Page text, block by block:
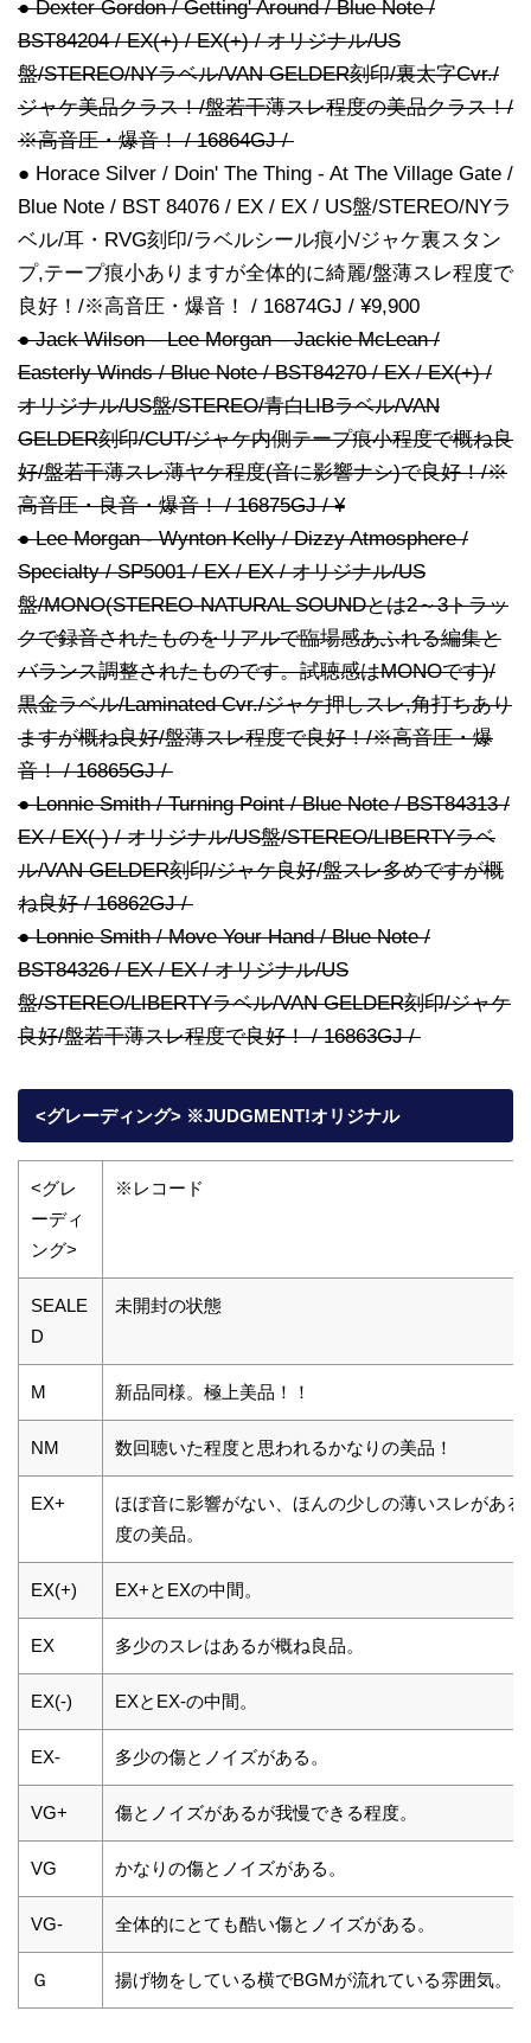
● Dexter Gordon / Getting' Around / Blue Note /
BST84204 / EX(+) / EX(+) / オリジナル/US
盤/STEREO/NYラベル/VAN GELDER刻印/裏太字Cvr./
ジャケ美品クラス！/盤若干薄スレ程度の美品クラス！/
※高音圧・爆音！ / 16864GJ /
● Horace Silver / Doin' The Thing - At The Village Gate /
Blue Note / BST 84076 / EX / EX / US盤/STEREO/NYラ
ベル/耳・RVG刻印/ラベルシール痕小/ジャケ裏スタン
プ,テープ痕小ありますが全体的に綺麗/盤薄スレ程度で
良好！/※高音圧・爆音！ / 16874GJ / ¥9,900
● Jack Wilson – Lee Morgan – Jackie McLean /
Easterly Winds / Blue Note / BST84270 / EX / EX(+) /
オリジナル/US盤/STEREO/青白LIBラベル/VAN
GELDER刻印/CUT/ジャケ内側テープ痕小程度で概ね良
好/盤若干薄スレ薄ヤケ程度(音に影響ナシ)で良好！/※
高音圧・良音・爆音！ / 16875GJ / ¥
● Lee Morgan - Wynton Kelly / Dizzy Atmosphere /
Specialty / SP5001 / EX / EX / オリジナル/US
盤/MONO(STEREO-NATURAL SOUNDとは2～3トラッ
クで録音されたものをリアルで臨場感あふれる編集と
バランス調整されたものです。試聴感はMONOです)/
黒金ラベル/Laminated Cvr./ジャケ押しスレ,角打ちあり
ますが概ね良好/盤薄スレ程度で良好！/※高音圧・爆
音！ / 16865GJ /
● Lonnie Smith / Turning Point / Blue Note / BST84313 /
EX / EX(-) / オリジナル/US盤/STEREO/LIBERTYラベ
ル/VAN GELDER刻印/ジャケ良好/盤スレ多めですが概
ね良好 / 16862GJ /
● Lonnie Smith / Move Your Hand / Blue Note /
BST84326 / EX / EX / オリジナル/US
盤/STEREO/LIBERTYラベル/VAN GELDER刻印/ジャケ
良好/盤若干薄スレ程度で良好！ / 16863GJ /
<グレーディング> ※JUDGMENT!オリジナル
<グレ
ーディ
ング>
※レコード
SEALE
D
未開封の状態
M 新品同様。極上美品！！
NM 数回聴いた程度と思われるかなりの美品！
EX+
ほぼ音に影響がない、ほんの少しの薄いスレがある
度の美品。
EX(+) EX+とEXの中間。
EX 多少のスレはあるが概ね良品。
EX(-) EXとEX-の中間。
EX- 多少の傷とノイズがある。
VG+ 傷とノイズがあるが我慢できる程度。
VG かなりの傷とノイズがある。
VG- 全体的にとても酷い傷とノイズがある。
Ｇ 揚げ物をしている横でBGMが流れている雰囲気。